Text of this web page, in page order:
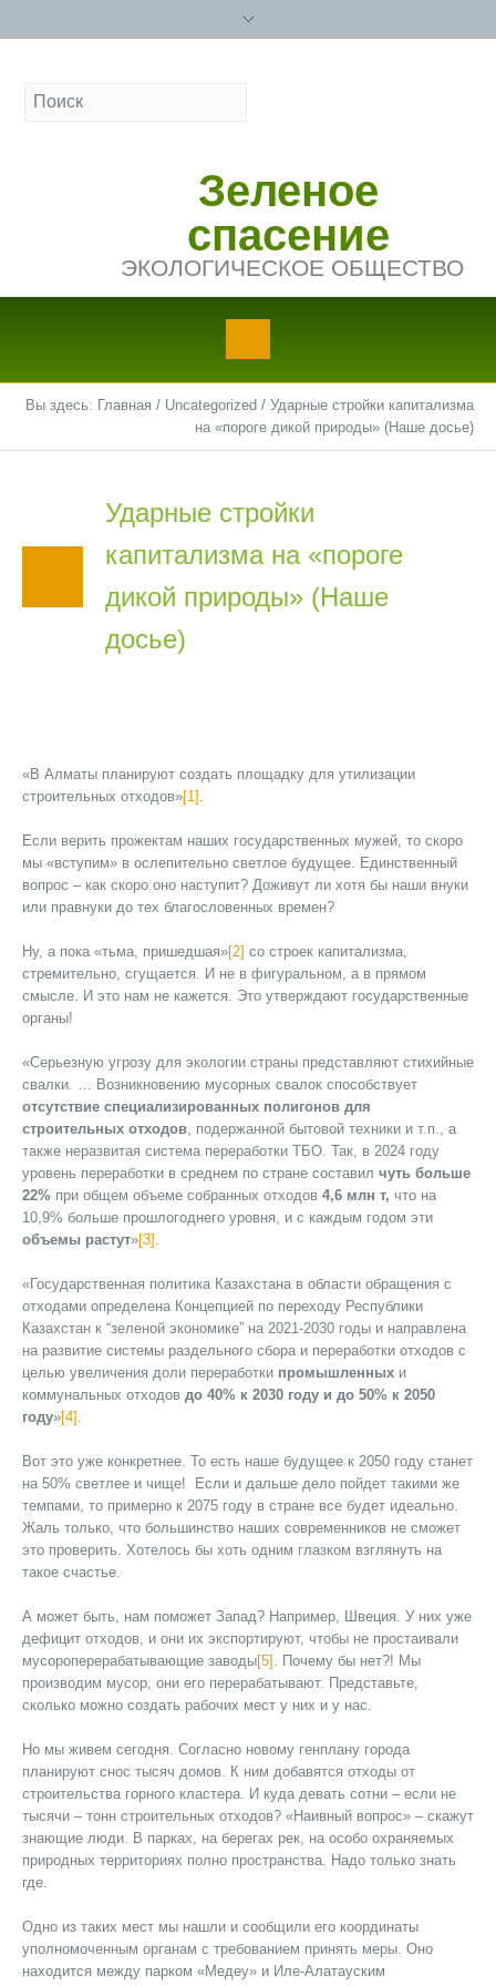
Зеленое
спасение
ЭКОЛОГИЧЕСКОЕ ОБЩЕСТВО
Вы здесь: Главная / Uncategorized / Ударные стройки капитализма
на «пороге дикой природы» (Наше досье)
Ударные стройки
капитализма на «пороге
дикой природы» (Наше
досье)
«В Алматы планируют создать площадку для утилизации
строительных отходов»[1] .
Если верить прожектам наших государственных мужей, то скоро
мы «вступим» в ослепительно светлое будущее. Единственный
вопрос – как скоро оно наступит? Доживут ли хотя бы наши внуки
или правнуки до тех благословенных времен?
Ну, а пока «тьма, пришедшая»[2] со строек капитализма,
стремительно, сгущается. И не в фигуральном, а в прямом
смысле. И это нам не кажется. Это утверждают государственные
органы!
«Серьезную угрозу для экологии страны представляют стихийные
свалки. … Возникновению мусорных свалок способствует
отсутствие специализированных полигонов для
строительных отходов, подержанной бытовой техники и т.п., а
также неразвитая система переработки ТБО. Так, в 2024 году
уровень переработки в среднем по стране составил чуть больше
22% при общем объеме собранных отходов 4,6 млн т, что на
10,9% больше прошлогоднего уровня, и с каждым годом эти
объемы растут»[3] .
«Государственная политика Казахстана в области обращения с
отходами определена Концепцией по переходу Республики
Казахстан к “зеленой экономике” на 2021-2030 годы и направлена
на развитие системы раздельного сбора и переработки отходов с
целью увеличения доли переработки промышленных и
коммунальных отходов до 40% к 2030 году и до 50% к 2050
году»[4] .
Вот это уже конкретнее. То есть наше будущее к 2050 году станет
на 50% светлее и чище! Если и дальше дело пойдет такими же
темпами, то примерно к 2075 году в стране все будет идеально.
Жаль только, что большинство наших современников не сможет
это проверить. Хотелось бы хоть одним глазком взглянуть на
такое счастье.
А может быть, нам поможет Запад? Например, Швеция. У них уже
дефицит отходов, и они их экспортируют, чтобы не простаивали
мусороперерабатывающие заводы[5] . Почему бы нет?! Мы
производим мусор, они его перерабатывают. Представьте,
сколько можно создать рабочих мест у них и у нас.
Но мы живем сегодня. Согласно новому генплану города
планируют снос тысяч домов. К ним добавятся отходы от
строительства горного кластера. И куда девать сотни – если не
тысячи – тонн строительных отходов? «Наивный вопрос» – скажут
знающие люди. В парках, на берегах рек, на особо охраняемых
природных территориях полно пространства. Надо только знать
где.
Одно из таких мест мы нашли и сообщили его координаты
уполномоченным органам с требованием принять меры. Оно
находится между парком «Медеу» и Иле-Алатауским